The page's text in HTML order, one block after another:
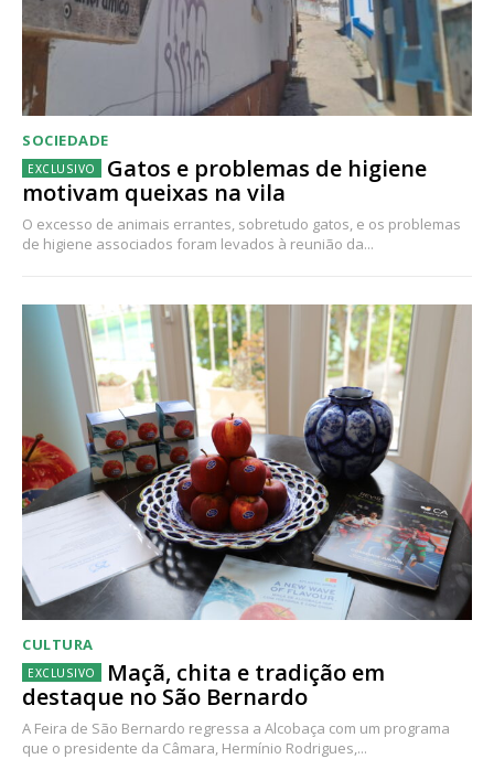
SOCIEDADE
Gatos e problemas de higiene
motivam queixas na vila
O excesso de animais errantes, sobretudo gatos, e os problemas
de higiene associados foram levados à reunião da...
CULTURA
Maçã, chita e tradição em
destaque no São Bernardo
A Feira de São Bernardo regressa a Alcobaça com um programa
que o presidente da Câmara, Hermínio Rodrigues,...